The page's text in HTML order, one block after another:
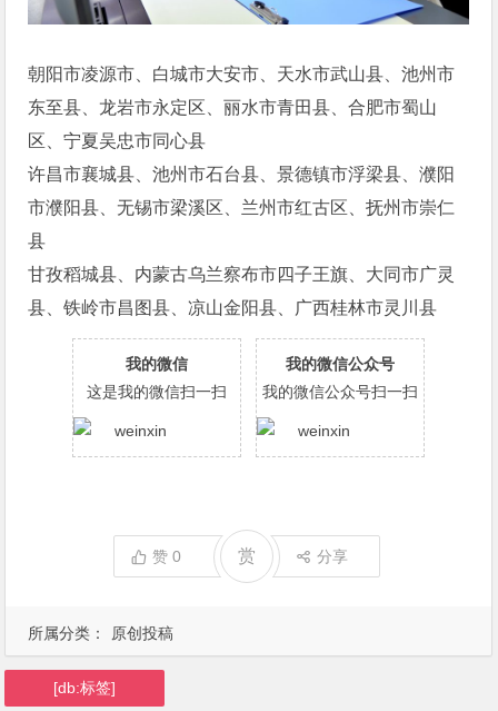
所属分类： 原创投稿
朝阳市凌源市、白城市大安市、天水市武山县、池州市
东至县、龙岩市永定区、丽水市青田县、合肥市蜀山
区、宁夏吴忠市同心县
许昌市襄城县、池州市石台县、景德镇市浮梁县、濮阳
市濮阳县、无锡市梁溪区、兰州市红古区、抚州市崇仁
县
甘孜稻城县、内蒙古乌兰察布市四子王旗、大同市广灵
县、铁岭市昌图县、凉山金阳县、广西桂林市灵川县
我的微信
这是我的微信扫一扫
我的微信公众号
我的微信公众号扫一扫
赞0 赏 分享
[db:标签]